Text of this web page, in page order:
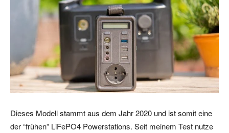
Dieses Modell stammt aus dem Jahr 2020 und ist somit eine
der “frühen” LiFePO4 Powerstations. Seit meinem Test nutze